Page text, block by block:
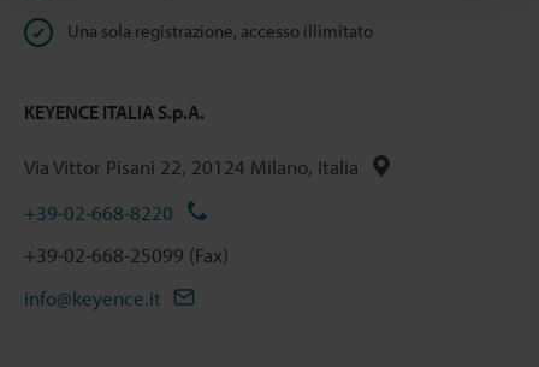
Una sola registrazione, accesso illimitato
KEYENCE ITALIA S.p.A.
Via Vittor Pisani 22, 20124 Milano, Italia
+39-02-668-8220
+39-02-668-25099 (Fax)
info@keyence.it